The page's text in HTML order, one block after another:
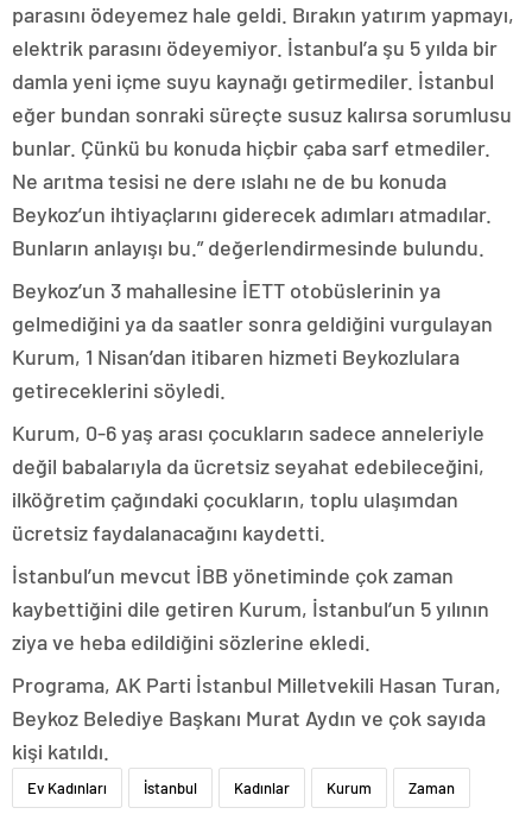
parasını ödeyemez hale geldi. Bırakın yatırım yapmayı,
elektrik parasını ödeyemiyor. İstanbul’a şu 5 yılda bir
damla yeni içme suyu kaynağı getirmediler. İstanbul
eğer bundan sonraki süreçte susuz kalırsa sorumlusu
bunlar. Çünkü bu konuda hiçbir çaba sarf etmediler.
Ne arıtma tesisi ne dere ıslahı ne de bu konuda
Beykoz’un ihtiyaçlarını giderecek adımları atmadılar.
Bunların anlayışı bu.” değerlendirmesinde bulundu.
Beykoz’un 3 mahallesine İETT otobüslerinin ya
gelmediğini ya da saatler sonra geldiğini vurgulayan
Kurum, 1 Nisan’dan itibaren hizmeti Beykozlulara
getireceklerini söyledi.
Kurum, 0-6 yaş arası çocukların sadece anneleriyle
değil babalarıyla da ücretsiz seyahat edebileceğini,
ilköğretim çağındaki çocukların, toplu ulaşımdan
ücretsiz faydalanacağını kaydetti.
İstanbul’un mevcut İBB yönetiminde çok zaman
kaybettiğini dile getiren Kurum, İstanbul’un 5 yılının
ziya ve heba edildiğini sözlerine ekledi.
Programa, AK Parti İstanbul Milletvekili Hasan Turan,
Beykoz Belediye Başkanı Murat Aydın ve çok sayıda
kişi katıldı.
Ev Kadınları İstanbul Kadınlar Kurum Zaman